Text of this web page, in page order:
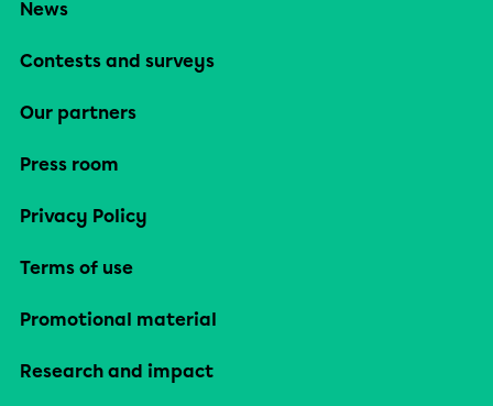
News
Contests and surveys
Our partners
Press room
Privacy Policy
Terms of use
Promotional material
Research and impact